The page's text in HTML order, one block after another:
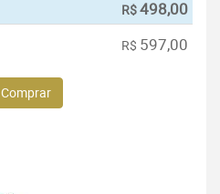
R$498,00
R$ 597,00
Comprar